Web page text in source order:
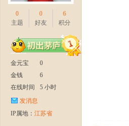
0
主题
0
好友
6
积分
金元宝
0
金钱
6
在线时间
5 小时
发消息
IP属地： 江苏省